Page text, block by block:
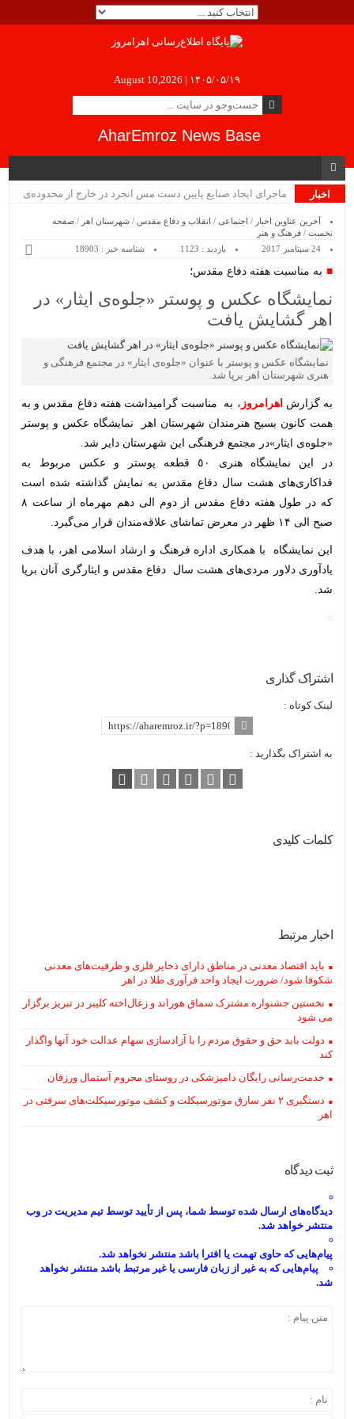
August 10,2026 | ۱۴۰۵/۰۵/۱۹
AharEmroz News Base
اخبار
ماجرای ایجاد صنایع پایین دست مس انجرد در خارج از محدوده‌ی
آخرین عناوین اخبار / اجتماعی / انقلاب و دفاع مقدس /شهرستان اهر /صفحه
نخست /فرهنگ و هنر
24 سپتامبر 2017
بازدید : 1123 شناسه خبر : 18903
به مناسبت هفته دفاع مقدس؛
نمایشگاه عکس و پوستر «جلوه‌ی ایثار» در
اهر گشایش یافت
نمایشگاه عکس و پوستر با عنوان «جلوه‌ی ایثار» در مجتمع فرهنگی و
هنری شهرستان اهر برپا شد.
به گزارش اهرامروز ، به مناسبت گرامیداشت هفته دفاع مقدس و به
همت کانون بسیج هنرمندان شهرستان اهر نمایشگاه عکس و پوستر
«جلوه‌ی ایثار»در مجتمع فرهنگی این شهرستان دایر شد.
در این نمایشگاه هنری ٥٠ قطعه پوستر و عکس مربوط به
فداکاری‌های هشت سال دفاع مقدس به نمایش گذاشته شده است
که در طول هفته دفاع مقدس از دوم الی دهم مهرماه از ساعت ۸
صبح الی ۱۴ ظهر در معرض تماشای علاقه‌مندان قرار می‌گیرد.
این نمایشگاه با همکاری اداره فرهنگ و ارشاد اسلامی اهر، با هدف
یادآوری دلاور مردی‌های هشت سال دفاع مقدس و ایثارگری آنان برپا
شد.
اشتراک گذاری
لینک کوتاه :
به اشتراک بگذارید :
کلمات کلیدی
اخبار مرتبط
باید اقتصاد معدنی در مناطق دارای ذخایر فلزی و ظرفیت‌های معدنی
شکوفا شود/ ضرورت ایجاد واحد فرآوری طلا در اهر
نخستین جشنواره مشترک سماق هوراند و زغال‌اخته کلیبر در تبریز برگزار
می شود
دولت باید حق و حقوق مردم را با آزادسازی سهام عدالت خود آنها واگذار
کند
خدمت‌رسانی رایگان دامپزشکی در روستای محروم آستمال ورزقان
دستگيری ۲ نفر سارق موتورسیکلت و کشف موتورسیکلت‌های سرقتی در
اهر
ثبت دیدگاه
دیدگاه‌های ارسال شده توسط شما، پس ازتأیید توسط تیم مدیریت در وب
منتشر خواهد شد.
پیام‌هاییکه حاوی تهمت یا افترا باشد منتشر نخواهد شد.
پیام‌هاییکه به غیر از زبان فارسی یا غیر مرتبط باشد منتشر نخواهد
شد.